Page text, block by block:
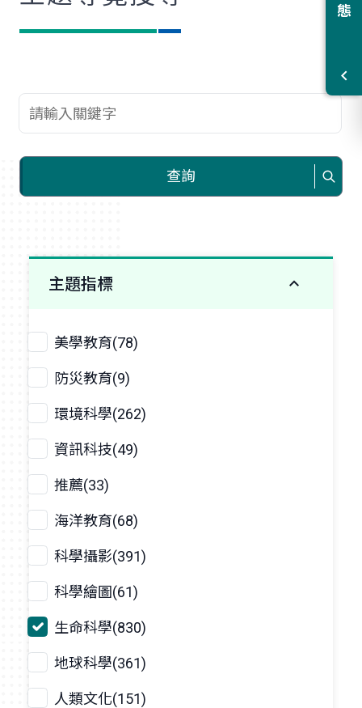
查詢關鍵字
查詢
主題指標
美學教育(78)
防災教育(9)
環境科學(262)
資訊科技(49)
推薦(33)
海洋教育(68)
科學攝影(391)
科學繪圖(61)
生命科學(830)
地球科學(361)
人類文化(151)